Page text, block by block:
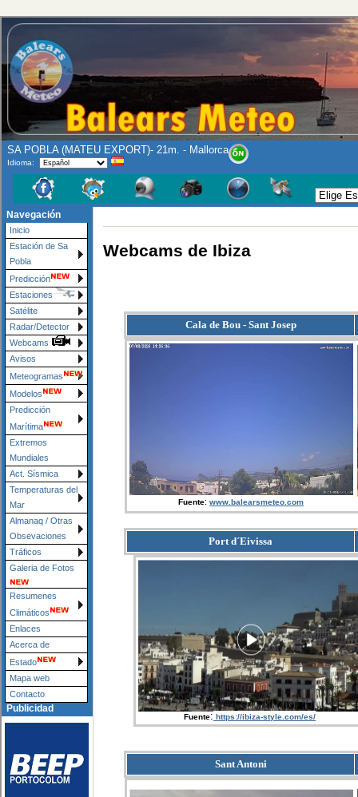
SA POBLA (MATEU EXPORT)- 21m. - Mallorca
Idioma:
Navegación
Inicio
Estación de Sa
Pobla
Predicción
Estaciones
Satélite
Radar/Detector
Webcams
Avisos
Meteogramas
Modelos
Predicción
Marítima
Extremos
Mundiales
Act. Sísmica
Temperaturas del
Mar
Almanaq / Otras
Obsevaciones
Tráficos
Galeria de Fotos
Resumenes
Climáticos
Enlaces
Acerca de
Estado
Mapa web
Contacto
Publicidad
Webcams de Ibiza
Cala de Bou - Sant Josep
Fuente: www.balearsmeteo.com
Port d´Eivissa
Fuente: https://ibiza-style.com/es/
Sant Antoni